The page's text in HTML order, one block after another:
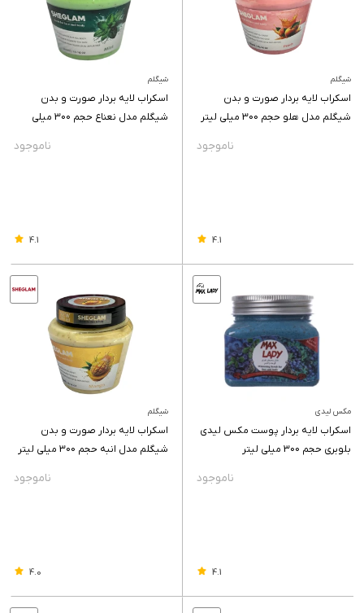
شیگلم
اسکراب لایه بردار صورت و بدن
شیگلم مدل هلو حجم 300 میلی لیتر
4.1
شیگلم
اسکراب لایه بردار صورت و بدن
شیگلم مدل نعناع حجم 300 میلی
4.1
مکس لیدی
اسکراب لایه بردار پوست مکس لیدی
بلوبری حجم 300 میلی لیتر
4.1
شیگلم
اسکراب لایه بردار صورت و بدن
شیگلم مدل انبه حجم 300 میلی لیتر
4.0